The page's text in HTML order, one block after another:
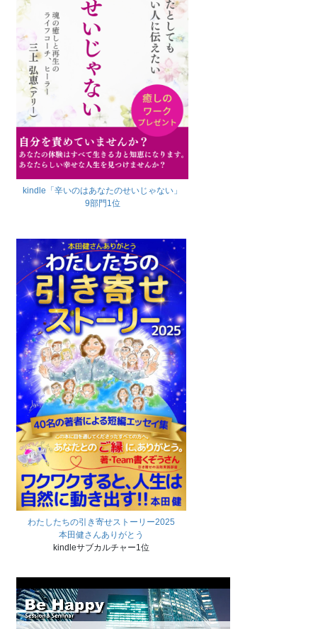
kindle「辛いのはあなたのせいじゃない」
9部門1位
わたしたちの引き寄せストーリー2025
本田健さんありがとう
kindleサブカルチャー1位